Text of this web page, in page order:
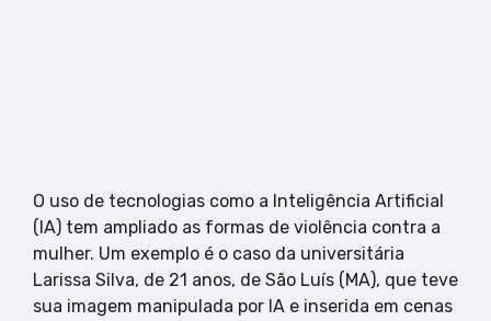
O uso de tecnologias como a Inteligência Artificial
(IA) tem ampliado as formas de violência contra a
mulher. Um exemplo é o caso da universitária
Larissa Silva, de 21 anos, de São Luís (MA), que teve
sua imagem manipulada por IA e inserida em cenas